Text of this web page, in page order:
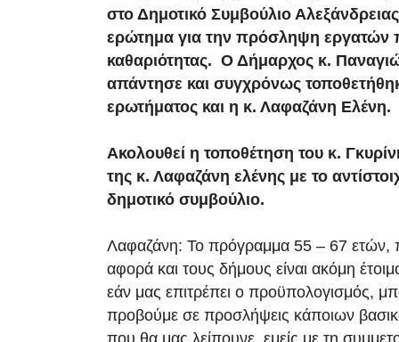
στο Δημοτικό Συμβούλιο
ερώτημα για την πρόσληψη εργατών
καθαριότητας. Ο Δήμαρχος κ.
απάντησε και συγχρόνως
ερωτήματος και η κ. Λαφαζάνη Ελένη.
Ακολουθεί η τοποθέτηση του κ.
της κ. Λαφαζάνη ελένης με το
δημοτικό συμβούλιο.
Λαφαζάνη: Το πρόγραμμα 55 – 67 ετών,
αφορά και τους δήμους είναι ακόμη
εάν μας επιτρέπει ο προϋπολογισμός,
προβούμε σε προσλήψεις κάποιων
που θα μας λείπουνε, εμείς με τη